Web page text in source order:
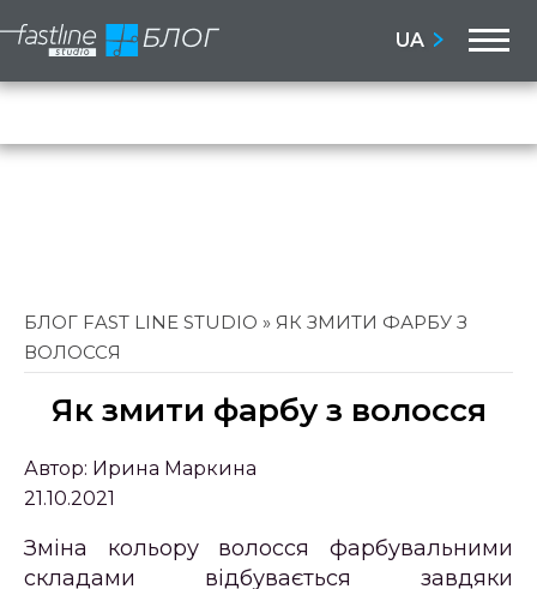
UA
БЛОГ FAST LINE STUDIO » ЯК ЗМИТИ ФАРБУ З
ВОЛОССЯ
Як змити фарбу з волосся
Автор: Ирина Маркина
21.10.2021
Зміна кольору волосся фарбувальними
складами відбувається завдяки